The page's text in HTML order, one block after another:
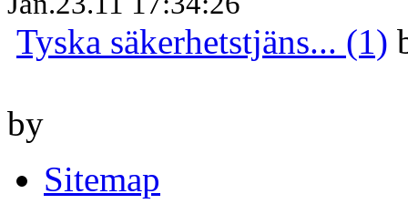
Tyska säkerhetstjäns... (1)
by
Sitemap